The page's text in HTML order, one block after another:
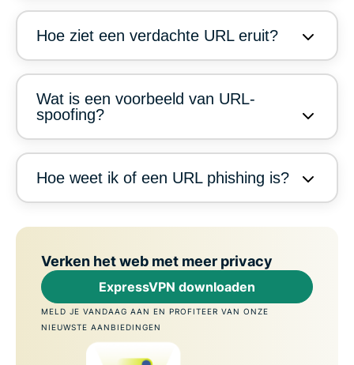
Hoe ziet een verdachte URL eruit?
Wat is een voorbeeld van URL-
spoofing?
Hoe weet ik of een URL phishing is?
Verken het web met meer privacy
ExpressVPN downloaden
MELD JE VANDAAG AAN EN PROFITEER VAN ONZE
NIEUWSTE AANBIEDINGEN